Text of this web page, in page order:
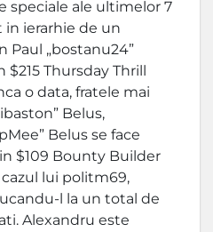
speciale ale ultimelor 7
in ierarhie de un
Paul „bostanu24”
Thursday Thrill
o data, fratele mai
Belus,
Belus se face
$109 Bounty Builder
cazul lui politm69,
l la un total de
Alexandru este